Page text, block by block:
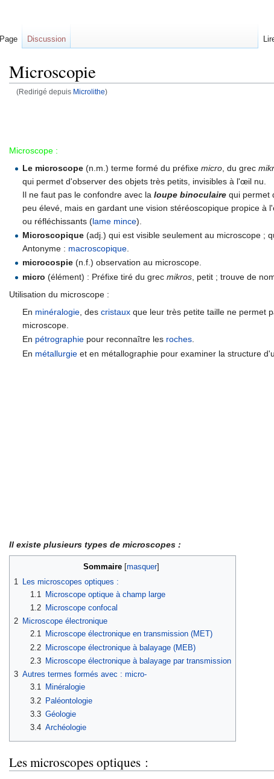
Microscopie
(Redirigé depuis Microlithe)
Microscope :
Le microscope (n.m.) terme formé du préfixemicro , du grec
qui permet d'observer des objets très petits, invisibles à l'œil nu.
Il ne faut pas le confondre avec laloupe binoculaire qui permet
peu élevé, mais en gardant une vision stéréoscopique propice à
ou réfléchissants (lame mince).
Microscopique (adj.) qui est visible seulement au microscope ;
Antonyme : macroscopique
microcospie (n.f.) observation au microscope.
micro (élément) : Préfixe tiré du grecmikros , petit ; trouve de
Utilisation du microscope :
En minéralogie , descristaux que leur très petite taille ne permet
microscope.
En pétrographie pour reconnaître les roches.
En métallurgie et en métallographie pour examiner la structure
Il existe plusieurs types de microscopes :
Sommaire [masquer]
1
Les microscopes optiques :
1.1
Microscope optique à champ large
1.2
Microscope confocal
2 Microscope électronique
2.1
Microscope électronique en transmission (MET)
2.2 Microscope électronique à balayage (MEB)
2.3
Microscope électronique à balayage par transmission
3 Autres termes formés avec : micro-
3.1
Minéralogie
3.2 Paléontologie
3.3 Géologie
3.4 Archéologie
Les microscopes optiques :
Page Discussion